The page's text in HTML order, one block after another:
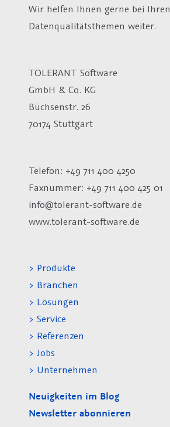
Wir helfen Ihnen gerne bei Ihren
Datenqualitätsthemen weiter.
TOLERANT Software
GmbH & Co. KG
Büchsenstr. 26
70174 Stuttgart
Telefon: +49 711 400 4250
Faxnummer: +49 711 400 425 01
info@tolerant-software.de
www.tolerant-software.de
> Produkte
> Branchen
> Lösungen
> Service
> Referenzen
> Jobs
> Unternehmen
Neuigkeiten im Blog
Newsletter abonnieren